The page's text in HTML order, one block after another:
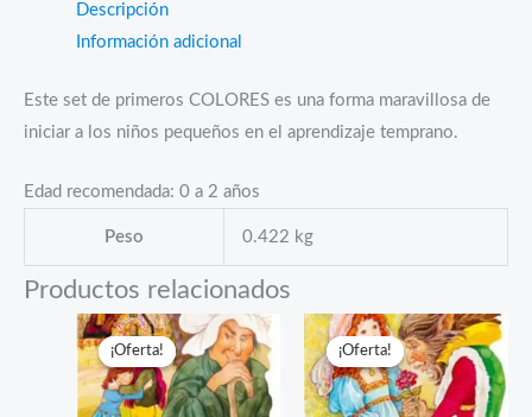
Descripción
Información adicional
Este set de primeros COLORES es una forma maravillosa de
iniciar a los niños pequeños en el aprendizaje temprano.
Edad recomendada: 0 a 2 años
Peso 0.422 kg
Productos relacionados
¡Oferta!
¡Oferta! ¡Oferta!
¡Oferta!